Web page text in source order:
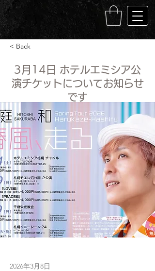
< Back
3月14日 ホテルエミシア公
演チケットについてお知らせ
です
2026年3月8日